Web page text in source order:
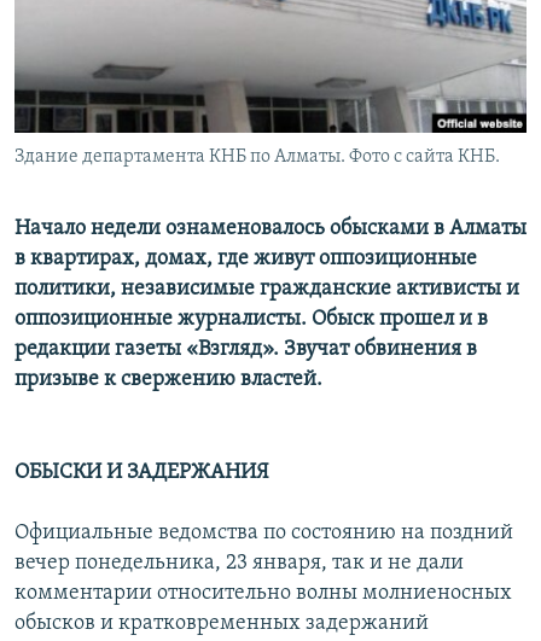
Здание департамента КНБ по Алматы. Фото с сайта КНБ.
Начало недели ознаменовалось обысками в Алматы
в квартирах, домах, где живут оппозиционные
политики, независимые гражданские активисты и
оппозиционные журналисты. Обыск прошел и в
редакции газеты «Взгляд». Звучат обвинения в
призыве к свержению властей.
ОБЫСКИ И ЗАДЕРЖАНИЯ
Официальные ведомства по состоянию на поздний
вечер понедельника, 23 января, так и не дали
комментарии относительно волны молниеносных
обысков и кратковременных задержаний